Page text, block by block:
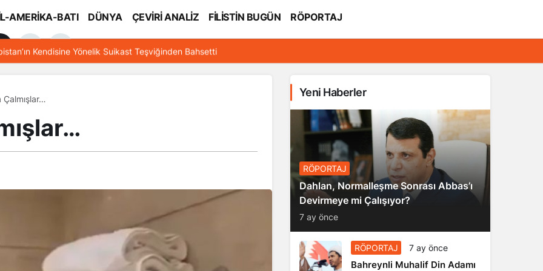
AMERİKA-BATI DÜNYA ÇEVİRİ ANALİZ FİLİSTİN BUGÜN RÖPORTAJ
Kendisine Yönelik Suikast Teşviğinden Bahsetti
Yeni Haberler
RÖPORTAJ
Dahlan, Normalleşme Sonrası Abbas’ı
Devirmeye mi Çalışıyor?
7 ay önce
RÖPORTAJ 7 ay önce
Bahreynli Muhalif Din Adamı